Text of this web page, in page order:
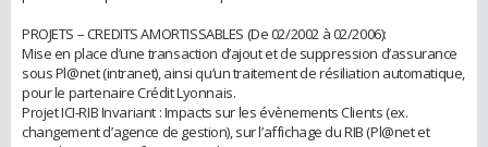
PROJETS – CREDITS AMORTISSABLES (De 02/2002 à 02/2006):
Mise en place d’une transaction d’ajout et de suppression d’assurance
sous Pl@net (intranet), ainsi qu’un traitement de résiliation automatique,
pour le partenaire Crédit Lyonnais.
Projet ICI-RIB Invariant : Impacts sur les évènements Clients (ex.
changement d’agence de gestion), sur l’affichage du RIB (Pl@net et